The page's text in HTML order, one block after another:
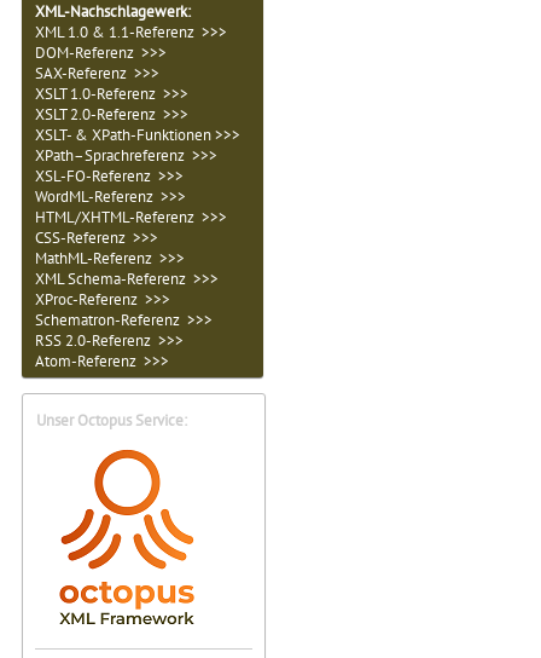
XML-Nachschlagewerk:
XML 1.0 & 1.1-Referenz >>>
DOM-Referenz >>>
SAX-Referenz >>>
XSLT 1.0-Referenz >>>
XSLT 2.0-Referenz >>>
XSLT- & XPath-Funktionen >>>
XPath–Sprachreferenz >>>
XSL-FO-Referenz >>>
WordML-Referenz >>>
HTML/XHTML-Referenz >>>
CSS-Referenz >>>
MathML-Referenz >>>
XML Schema-Referenz >>>
XProc-Referenz >>>
Schematron-Referenz >>>
RSS 2.0-Referenz >>>
Atom-Referenz >>>
Unser Octopus Service: